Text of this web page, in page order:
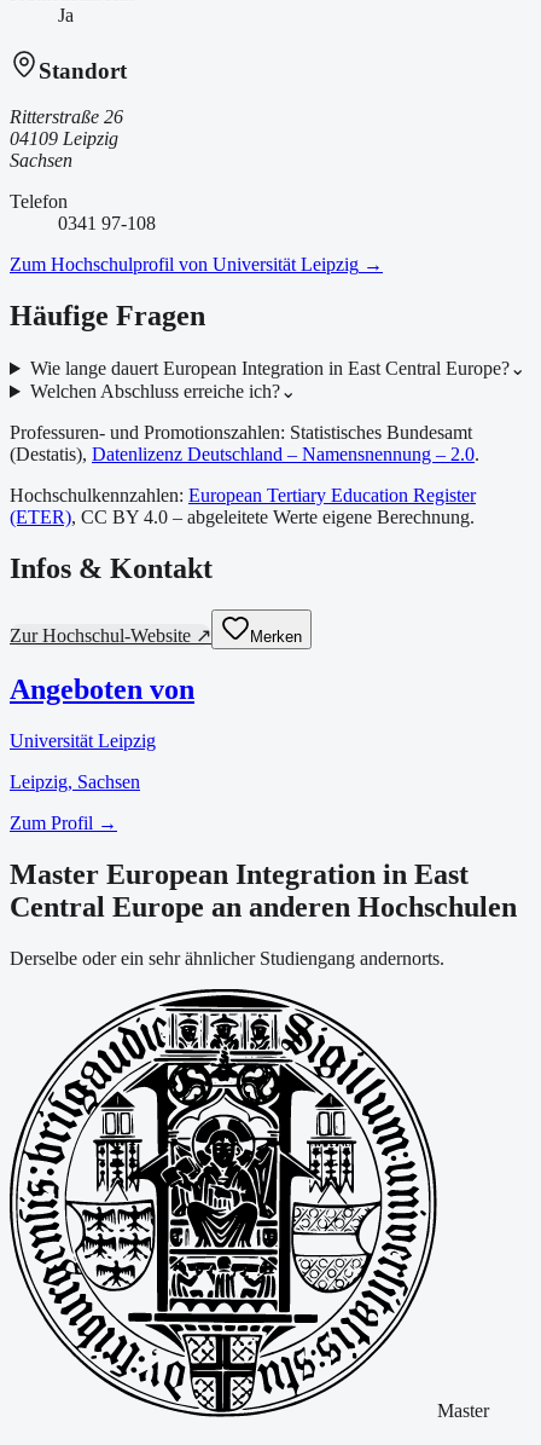
Ja
Standort
Ritterstraße 26
04109 Leipzig
Sachsen
Telefon
0341 97-108
Zum Hochschulprofil von Universität Leipzig →
Häufige Fragen
Wie lange dauert European Integration in East Central Europe?⌄
Welchen Abschluss erreiche ich?⌄
Professuren- und Promotionszahlen: Statistisches Bundesamt
(Destatis), Datenlizenz Deutschland – Namensnennung – 2.0.
Hochschulkennzahlen: European Tertiary Education Register
(ETER), CC BY 4.0 – abgeleitete Werte eigene Berechnung.
Infos & Kontakt
Zur Hochschul-Website ↗ Merken
Angeboten von
Universität Leipzig
Leipzig, Sachsen
Zum Profil →
Master European Integration in East
Central Europe an anderen Hochschulen
Derselbe oder ein sehr ähnlicher Studiengang andernorts.
Master